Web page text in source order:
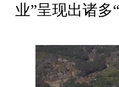
业”呈现出诸多